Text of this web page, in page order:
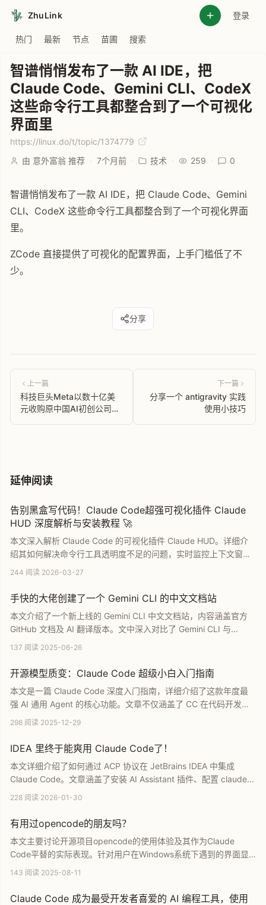
ZhuLink 登录
热门 最新 节点 苗圃 搜索
智谱悄悄发布了一款 AI IDE，把
Claude Code、Gemini CLI、CodeX
这些命令行工具都整合到了一个可视化
界面里
https://linux.do/t/topic/1374779
由 意外富翁 推荐 · 7个月前 · 技术 · 259 · 0
智谱悄悄发布了一款 AI IDE，把 Claude Code、Gemini
CLI、CodeX 这些命令行工具都整合到了一个可视化界面
里。
ZCode 直接提供了可视化的配置界面，上手门槛低了不
少。
分享
上一篇
科技巨头Meta以数十亿美
元收购原中国AI初创公司
下一篇
分享一个 antigravity 实践
使用小技巧
延伸阅读
告别黑盒写代码！Claude Code超强可视化插件 Claude
HUD 深度解析与安装教程 🚀
本文深入解析 Claude Code 的可视化插件 Claude HUD。详细介
绍其如何解决命令行工具透明度不足的问题，实时监控上下文窗
口、API 限额及任务执行状态。提供详细的安装与配置教程，助你
244 阅读·2026-03-27
手快的大佬创建了一个 Gemini CLI 的中文文档站
本文介绍了一个新上线的 Gemini CLI 中文文档站，内容涵盖官方
GitHub 文档及 AI 翻译版本。文中深入对比了 Gemini CLI 与
Claude Code 的优劣，重点分析了其开源特性和先进的记忆管理机
趋势，为开发者提供了宝贵的学习参考。
137 阅读·2025-06-26
开源模型质变：Claude Code 超级小白入门指南
本文是一篇 Claude Code 深度入门指南，详细介绍了这款年度最
强 AI 通用 Agent 的核心功能。文章不仅涵盖了 CC 在代码开发、
数据分析及自动化任务中的应用，还重点分享了如何通过国产开源
置流程，帮助新手小白快速上手，利用 AI 技术实现生产力飞跃。
298 阅读·2025-12-29
IDEA 里终于能爽用 Claude Code了！
本文详细介绍了如何通过 ACP 协议在 JetBrains IDEA 中集成
Claude Code。文章涵盖了安装 AI Assistant 插件、配置 claude-
code-acp 以及 acp.json 的具体步骤。通过这种方式，开发者可以
MCP 工具，大幅提升 AI 编程体验。
228 阅读·2026-01-30
有用过opencode的朋友吗？
本文主要讨论开源项目opencode的使用体验及其作为Claude
Code平替的实际表现。针对用户在Windows系统下遇到的界面显
示空白以及被360安全卫士报毒等常见问题进行深度探讨，旨在收
的实用价值。
143 阅读·2025-08-11
Claude Code 成为最受开发者喜爱的 AI 编程工具，使用